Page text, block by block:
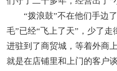
“拨浪鼓”不在他们手边了
毛”已经“飞上了天”，少了
进驻到了商贸城，等着外商
就是在店铺里和上门的客户